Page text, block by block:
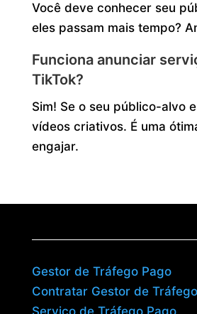
Você deve conhecer seu
eles passam mais tempo?
Funciona anunciar
TikTok?
Sim! Se o seu público-alvo
vídeos criativos. É uma
engajar.
Gestor de Tráfego Pago
Contratar Gestor de Tráfego
Serviço de Tráfego Pago